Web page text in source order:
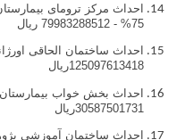
احداث مرکز ترومای
75% - 79983288512 ریال
125097613418ریال
30587501731ريال
احداث ساختمان آموزشی